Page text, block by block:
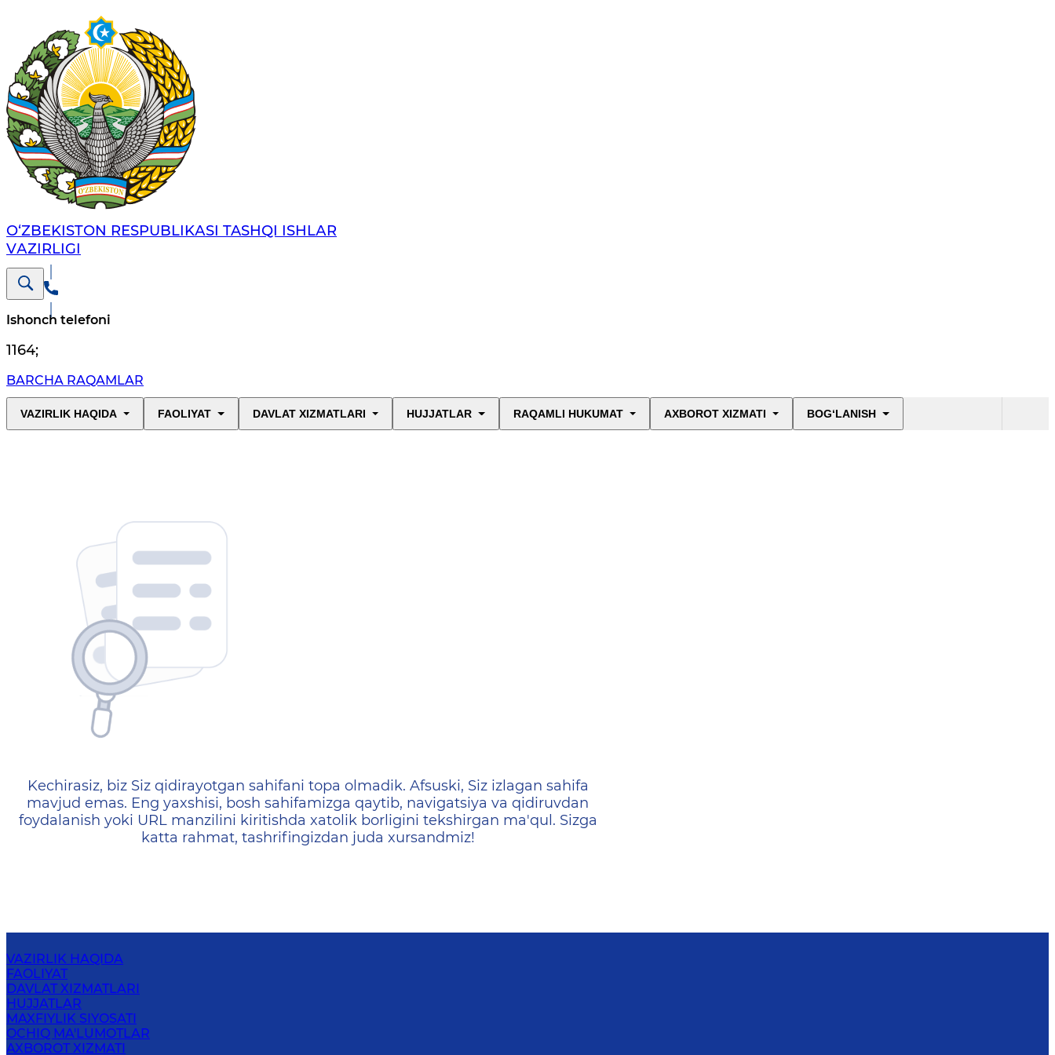
O‘ZBЕKISTОN RЕSPUBLIKАSI TASHQI ISHLАR
VАZIRLIGI
Ishonch telefoni
1164;
BARCHA RAQAMLAR
VAZIRLIK HAQIDA FAOLIYAT DAVLAT XIZMATLARI HUJJATLAR RAQAMLI HUKUMAT AXBOROT XIZMATI BOG‘LANISH
404 — Страница не найдена
Kechirasiz, biz Siz qidirayotgan sahifani topa olmadik. Afsuski, Siz izlagan sahifa
mavjud emas. Eng yaxshisi, bosh sahifamizga qaytib, navigatsiya va qidiruvdan
foydalanish yoki URL manzilini kiritishda xatolik borligini tekshirgan ma'qul. Sizga
katta rahmat, tashrifingizdan juda xursandmiz!
VAZIRLIK HAQIDA
FAOLIYAT
DAVLAT XIZMATLARI
HUJJATLAR
MAXFIYLIK SIYOSATI
OCHIQ MA'LUMOTLAR
AXBOROT XIZMATI